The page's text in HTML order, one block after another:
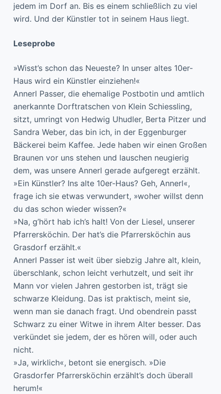
jedem im Dorf an. Bis es einem schließlich zu viel
wird. Und der Künstler tot in seinem Haus liegt.
Leseprobe
»Wisst’s schon das Neueste? In unser altes 10er-
Haus wird ein Künstler einziehen!«
Annerl Passer, die ehemalige Postbotin und amtlich
anerkannte Dorftratschen von Klein Schiessling,
sitzt, umringt von Hedwig Uhudler, Berta Pitzer und
Sandra Weber, das bin ich, in der Eggenburger
Bäckerei beim Kaffee. Jede haben wir einen Großen
Braunen vor uns stehen und lauschen neugierig
dem, was unsere Annerl gerade aufgeregt erzählt.
»Ein Künstler? Ins alte 10er-Haus? Geh, Annerl«,
frage ich sie etwas verwundert, »woher willst denn
du das schon wieder wissen?«
»Na, g’hört hab ich’s halt! Von der Liesel, unserer
Pfarrersköchin. Der hat’s die Pfarrersköchin aus
Grasdorf erzählt.«
Annerl Passer ist weit über siebzig Jahre alt, klein,
überschlank, schon leicht verhutzelt, und seit ihr
Mann vor vielen Jahren gestorben ist, trägt sie
schwarze Kleidung. Das ist praktisch, meint sie,
wenn man sie danach fragt. Und obendrein passt
Schwarz zu einer Witwe in ihrem Alter besser. Das
verkündet sie jedem, der es hören will, oder auch
nicht.
»Ja, wirklich«, betont sie energisch. »Die
Grasdorfer Pfarrersköchin erzählt’s doch überall
herum!«